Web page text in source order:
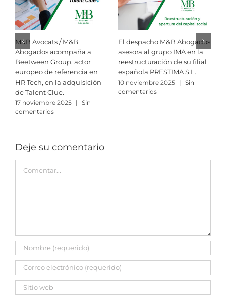
M&B Avocats / M&B
Abogados acompaña a
Beetween Group, actor
europeo de referencia en
HR Tech, en la adquisición
de Talent Clue.
17 noviembre 2025 | Sin
comentarios
El despacho M&B Abogados
asesora al grupo IMA en la
reestructuración de su filial
española PRESTIMA S.L.
10 noviembre 2025 | Sin
comentarios
Deje su comentario